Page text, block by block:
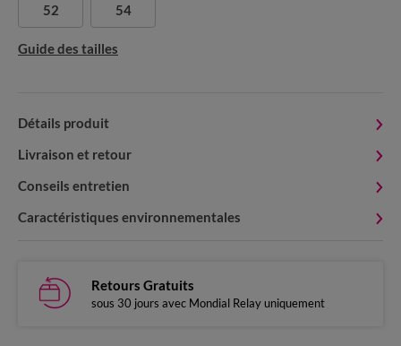
52 54
Guide des tailles
Détails produit
Livraison et retour
Conseils entretien
Caractéristiques environnementales
Retours Gratuits
sous 30 jours avec Mondial Relay uniquement